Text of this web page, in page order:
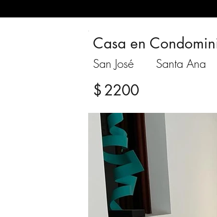
Casa en
San José Santa Ana
$2200